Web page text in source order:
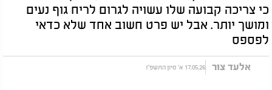
כי צריכה קבועה שלו עשויה לגרום לריח גוף נעים
ומושך יותר. אבל יש פרט חשוב אחד שלא כדאי
לפספס
אלעד צור 17.05.26 א' סיון התשפ"ו